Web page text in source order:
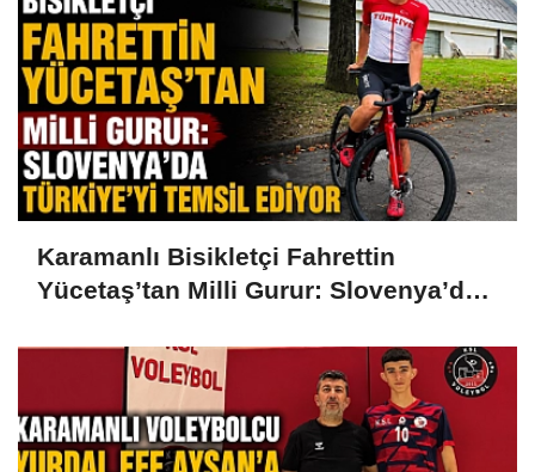
Karamanlı Bisikletçi Fahrettin
Yücetaş’tan Milli Gurur: Slovenya’da